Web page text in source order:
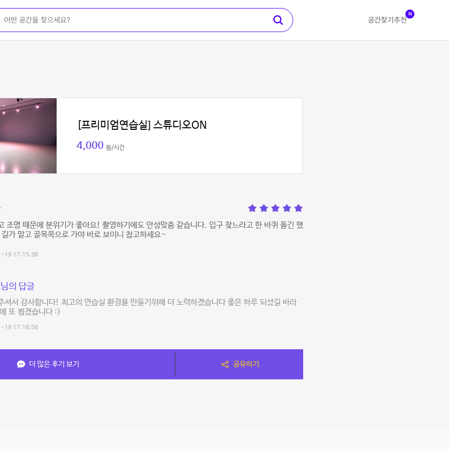
공간찾기 추천
N
[프리미엄연습실] 스튜디오ON
4,000 원/시간
조명 때문에 분위기가 좋아요! 촬영하기에도 안성맞춤 같습니다. 입구 찾느라고 한 바퀴 돌긴 했
가 말고 골목쪽으로 가야 바로 보이니 참고하세요~
19 17:15:38
의 답글
셔서 감사합니다! 최고의 연습실 환경을 만들기위해 더 노력하겠습니다 좋은 하루 되셨길 바라
또 뵙겠습니다 :)
19 17:16:56
더 많은 후기 보기 공유하기